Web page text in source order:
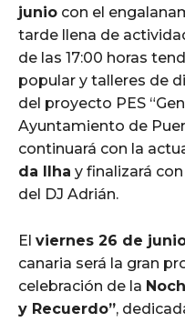
junio con el
tarde llena de
de las 17:00 horas
popular y talleres de
del proyecto PES
Ayuntamiento de
continuará con la
da Ilha y finalizará
del DJ Adrián.
El viernes 26 de
canaria será la gran
celebración de la
y Recuerdo”,